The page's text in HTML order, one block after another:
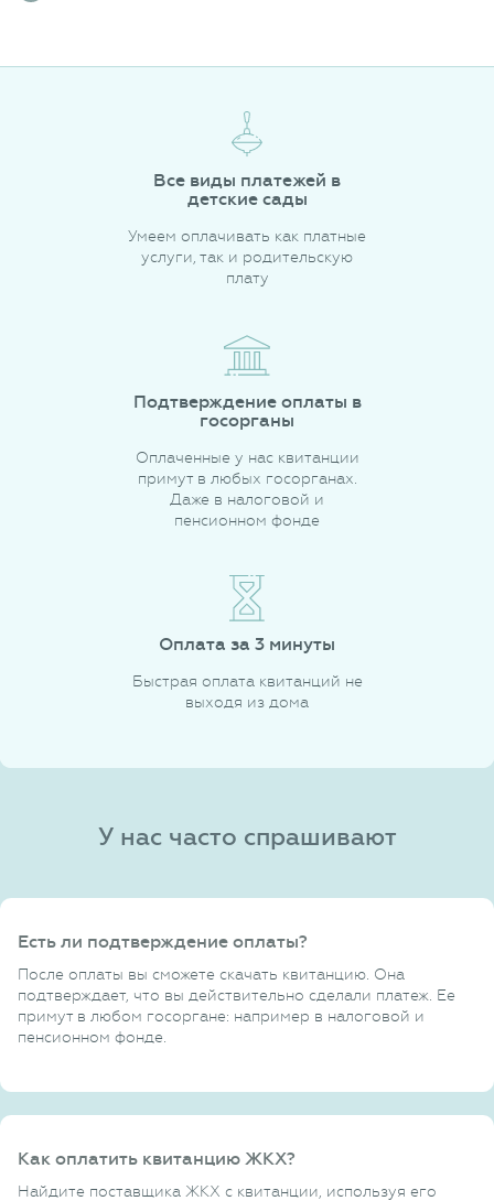
Все виды платежей в
детские сады
Умеем оплачивать как платные
услуги, так и родительскую
плату
Подтверждение оплаты в
госорганы
Оплаченные у нас квитанции
примут в любых госорганах.
Даже в налоговой и
пенсионном фонде
Оплата за 3 минуты
Быстрая оплата квитанций не
выходя из дома
У нас часто спрашивают
Есть ли подтверждение оплаты?
После оплаты вы сможете скачать квитанцию. Она
подтверждает, что вы действительно сделали платеж. Ее
примут в любом госоргане: например в налоговой и
пенсионном фонде.
Как оплатить квитанцию ЖКХ?
Найдите поставщика ЖКХ с квитанции, используя его